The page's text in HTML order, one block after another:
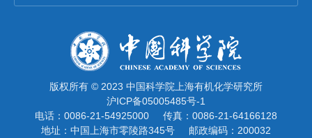
版权所有 © 2023 中国科学院上海有机化学研究所
沪ICP备05005485号-1
电话：0086-21-54925000
传真：0086-21-64166128
地址：中国上海市零陵路345号
邮政编码：200032